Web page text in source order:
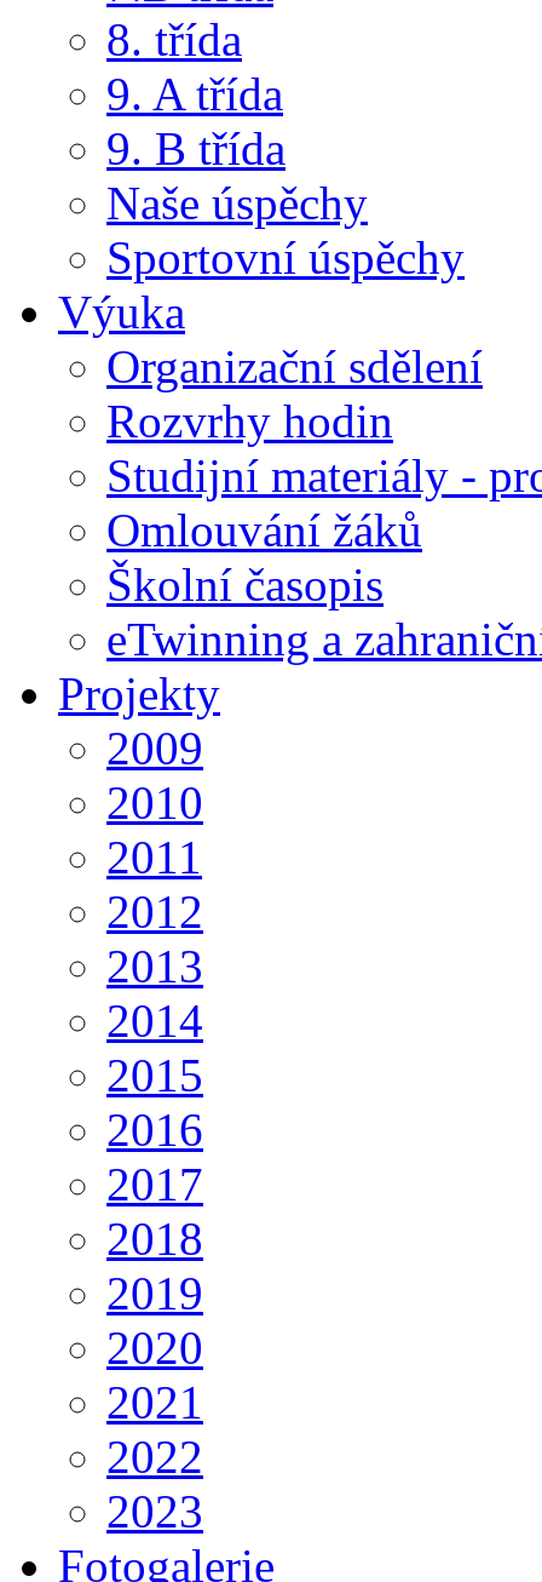
8. třída
9. A třída
9. B třída
Naše úspěchy
Sportovní úspěchy
Výuka
Organizační sdělení
Rozvrhy hodin
Studijní materiály -
Omlouvání žáků
Školní časopis
eTwinning a
Projekty
2009
2010
2011
2012
2013
2014
2015
2016
2017
2018
2019
2020
2021
2022
2023
Fotogalerie